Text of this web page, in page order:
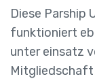
Diese Parship
funktioniert
unter einsatz
Mitgliedschaft